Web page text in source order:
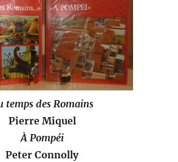
temps des Romains
Pierre Miquel
À Pompéi
Peter Connolly